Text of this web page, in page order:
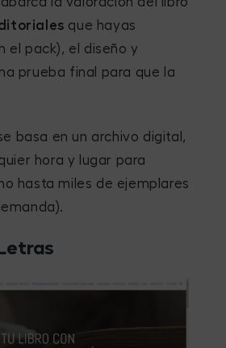
que hayas
el pack), el diseño y
prueba final para que la
basa en un archivo digital,
hora y lugar para
hasta miles de ejemplares